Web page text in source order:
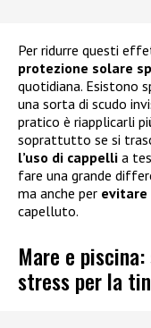
Per ridurre questi
protezione solare
quotidiana. Esistono
una sorta di scudo
pratico è riapplicarli
soprattutto se si
l’uso di cappelli a
fare una grande
ma anche per evitare
capelluto.
Mare e
stress per la